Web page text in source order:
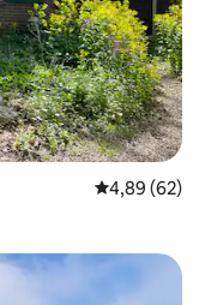
4,89 av 5 i
4,89 (62)